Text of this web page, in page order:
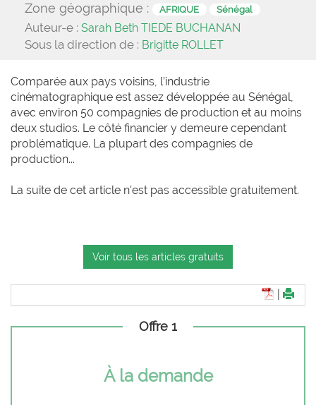
Zone géographique : AFRIQUE Sénégal
Auteur-e : Sarah Beth TIEDE BUCHANAN
Sous la direction de : Brigitte ROLLET
Comparée aux pays voisins, l’industrie
cinématographique est assez développée au Sénégal,
avec environ 50 compagnies de production et au moins
deux studios. Le côté financier y demeure cependant
problématique. La plupart des compagnies de
production...
La suite de cet article n'est pas accessible gratuitement.
Voir tous les articles gratuits
Offre 1
À la demande